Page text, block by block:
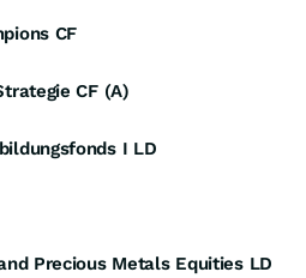
CF
CF (A)
I LD
Precious Metals Equities LD